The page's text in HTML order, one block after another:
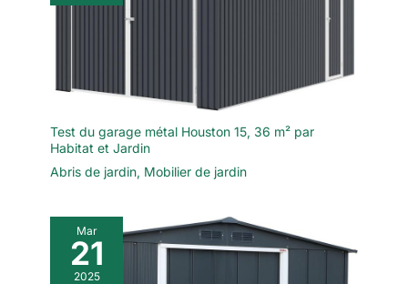
Test du garage métal Houston 15, 36 m² par
Habitat et Jardin
Abris de jardin, Mobilier de jardin
Mar
21
2025